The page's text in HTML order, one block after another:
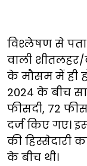
विश्लेषण से
वाली शीतलहर/
के मौसम में ही
2024 के बीच
फीसदी, 72
दर्ज किए गए।
की हिस्सेदारी
के बीच थी।